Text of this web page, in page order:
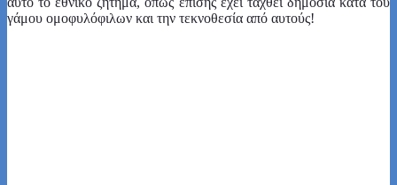
γάμου ομοφυλόφιλων και την τεκνοθεσία από αυτούς!